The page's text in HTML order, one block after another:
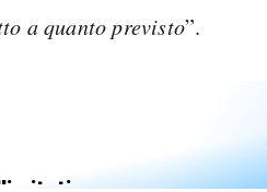
a quanto previsto”.